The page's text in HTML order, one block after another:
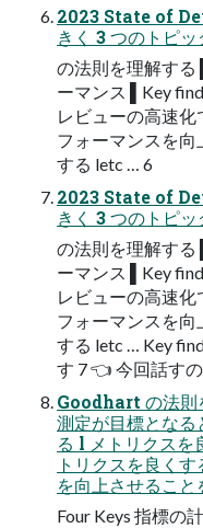
2023 State of
きく 3 つのトピ
の法則を理解する
ーマンス ▌Key
レビューの⾼速
フォーマンスを向
する letc … 6
2023 State of
きく 3 つのトピ
の法則を理解する
ーマンス ▌Key
レビューの⾼速
フォーマンスを向
する letc … Key
す 7 👈 今回話す
Goodhart の法則
測定が⽬標とな
る l メトリクスを
トリクスを良く
を向上させるこ
Four Keys 指標の